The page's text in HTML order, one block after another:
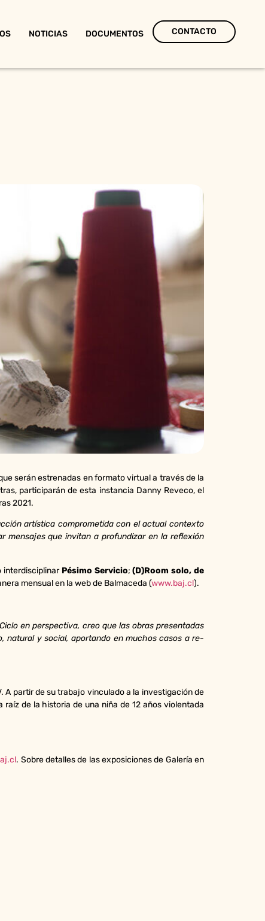
NOTICIAS DOCUMENTOS CONTACTO
serán estrenadas en formato virtual a través de la
participarán de esta instancia Danny Reveco, el
2021.
artística comprometida con el actual contexto
mensajes que invitan a profundizar en la reflexión
interdisciplinar Pésimo Servicio;(D)Room solo, de
mensual en la web de Balmaceda (www.baj.cl).
en perspectiva, creo que las obras presentadas
natural y social, aportando en muchos casos a re-
A partir de su trabajo vinculado a la investigación de
de la historia de una niña de 12 años violentada
. Sobre detalles de las exposiciones de Galería en